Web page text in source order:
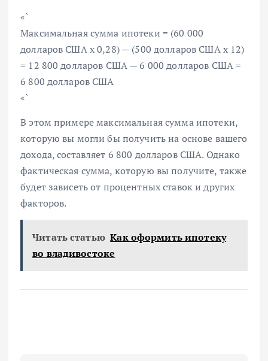
«`
Максимальная сумма ипотеки = (60 000
долларов США x 0,28) — (500 долларов США x 12)
= 12 800 долларов США — 6 000 долларов США =
6 800 долларов США
«`
В этом примере максимальная сумма ипотеки,
которую вы могли бы получить на основе вашего
дохода, составляет 6 800 долларов США. Однако
фактическая сумма, которую вы получите, также
будет зависеть от процентных ставок и других
факторов.
Читать статью Как оформить ипотеку
во владивостоке